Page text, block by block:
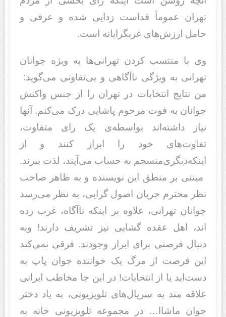
تهران عموماً قداست زدایی شده و عرفی و
حامل ارزش‌های غربگرایانه است. ‌‌‌
وی با منتسب کردن تهرانی‌ها به ویژه جوانان
تهرانی به ویژگی ناآگاهی و بی‌تفاوتی می‌گوید: ‌‌‌
من نتایج انتخابات در تهران را از جنس واکنش
جوانان به فوت مرحوم پاشایی درک می‌کنم. آنها
نیاز داشته‌اند بواسطه‌ی یک رای متفاوت،
تفاوت‌های خود را ابراز کنند و از
اینکه‌‌‌دیگری‌‌‌منسجم به حساب می‌آیند، لذت ببرند.
‌‌‌ مبتنی بر منطق این نویسنده و به ظاهر صاحب
نظر محترم جریان اصول گرایی، به نظر می‌رسد
جوانان تهرانی، علاوه بر اینکه ناآگاه، غرب زده
اند، اهل عقده گشایی نیز تشریف دارند! وبه
دنبال فرصتی برای ابراز وجودند. فرقی نمی‌کند
این فرصت از مرگ یک خواننده جوان پاپ به
دست‌اید یا از انتخابات! در این جا مخاطب ایرانی
علاقه مند به سریال‌های تلویزیونی، به یاد دختر
جوان ماشاا… در مجموعه تلویزیونی ‌‌‌خانه به